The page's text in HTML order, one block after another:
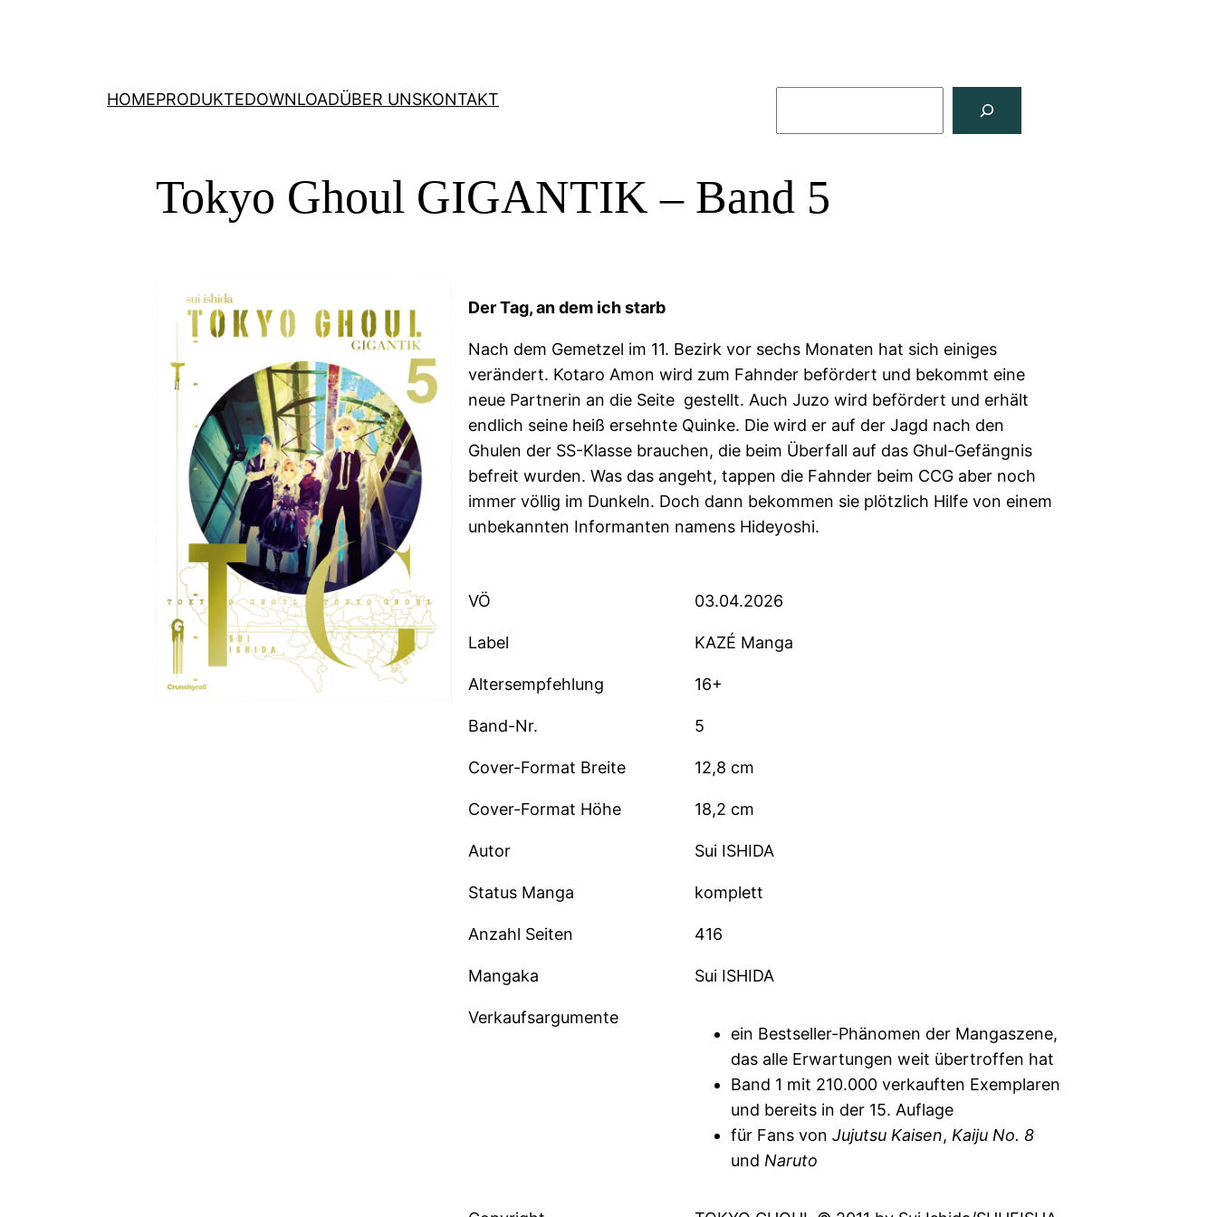
HOMEPRODUKTEDOWNLOADÜBER UNSKONTAKT
e
Tokyo Ghoul GIGANTIK – Band 5
Der Tag, an dem ich starb
Nach dem Gemetzel im 11. Bezirk vor sechs Monaten hat sich einiges
verändert. Kotaro Amon wird zum Fahnder befördert und bekommt eine
neue Partnerin an die Seite gestellt. Auch Juzo wird befördert und erhält
endlich seine heiß ersehnte Quinke. Die wird er auf der Jagd nach den
Ghulen der SS-Klasse brauchen, die beim Überfall auf das Ghul-Gefängnis
befreit wurden. Was das angeht, tappen die Fahnder beim CCG aber noch
immer völlig im Dunkeln. Doch dann bekommen sie plötzlich Hilfe von einem
unbekannten Informanten namens Hideyoshi.
VÖ 03.04.2026
Label KAZÉ Manga
Altersempfehlung 16+
Band-Nr. 5
Cover-Format Breite 12,8 cm
Cover-Format Höhe 18,2 cm
Autor Sui ISHIDA
Status Manga komplett
Anzahl Seiten 416
Mangaka Sui ISHIDA
Verkaufsargumente
ein Bestseller-Phänomen der Mangaszene,
das alle Erwartungen weit übertroffen hat
Band 1 mit 210.000 verkauften Exemplaren
und bereits in der 15. Auflage
für Fans von Jujutsu Kaisen, Kaiju No. 8
und Naruto